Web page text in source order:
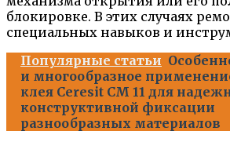
блокировке. В этих случаях
специальных навыков и
Популярные статьи
и многообразное
клея Ceresit CM 11 для
конструктивной фиксации
разнообразных материалов